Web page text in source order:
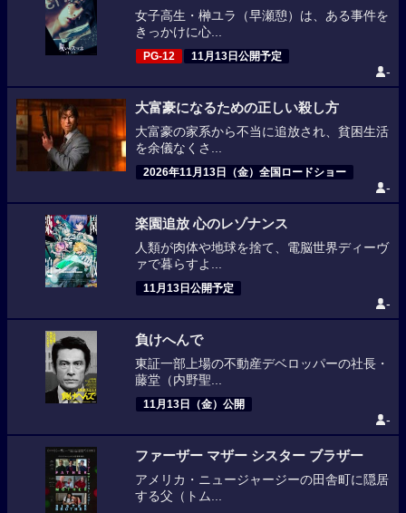
女子高生・榊ユラ（早瀬憩）は、ある事件を
きっかけに心...
PG-12 11月13日公開予定
-
大富豪になるための正しい殺し方
大富豪の家系から不当に追放され、貧困生活
を余儀なくさ...
2026年11月13日（金）全国ロードショー
-
楽園追放 心のレゾナンス
人類が肉体や地球を捨て、電脳世界ディーヴ
ァで暮らすよ...
11月13日公開予定
-
負けへんで
東証一部上場の不動産デベロッパーの社長・
藤堂（内野聖...
11月13日（金）公開
-
ファーザー マザー シスター ブラザー
アメリカ・ニュージャージーの田舎町に隠居
する父（トム...